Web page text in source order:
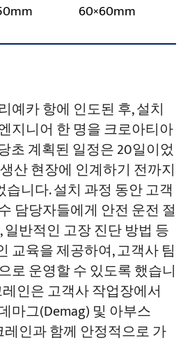
60×60mm
예카 항에 인도된 후, 설치
지니어 한 명을 크로아티아
초 계획된 일정은 20일이었
산 현장에 인계하기 전까지
습니다. 설치 과정 동안 고객
담당자들에게 안전 운전 절
일반적인 고장 진단 방법 등
교육을 제공하여, 고객사 팀
로 운영할 수 있도록 했습니
인은 고객사 작업장에서
마그(Demag) 및 아부스
레인과 함께 안정적으로 가